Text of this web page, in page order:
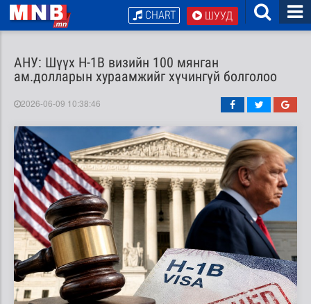
ШУУД
CHART
АНУ: Шүүх H-1B визийн 100 мянган
ам.долларын хураамжийг хүчингүй болголоо
2026-06-09 10:38:46